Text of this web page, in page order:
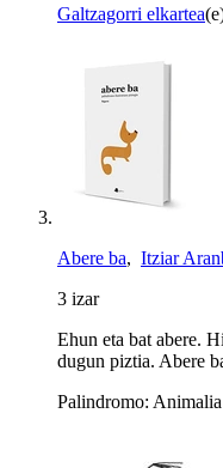
Galtzagorri elkartea
Abere ba, Itziar
3 izar
Ehun eta bat abere.
dugun piztia. Abere
Palindromo: